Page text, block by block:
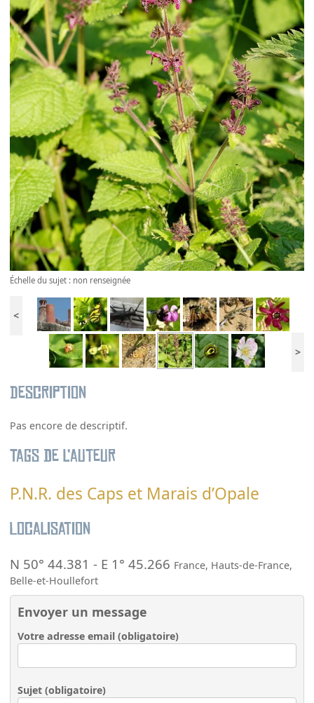
Échelle du sujet : non renseignée
<
>
Description
Pas encore de descriptif.
Tags de l’auteur
P.N.R. des Caps et Marais d’Opale
Localisation
N 50° 44.381 - E 1° 45.266 France, Hauts-de-France,
Belle-et-Houllefort
Envoyer un message
Votre adresse email (obligatoire)
Sujet (obligatoire)